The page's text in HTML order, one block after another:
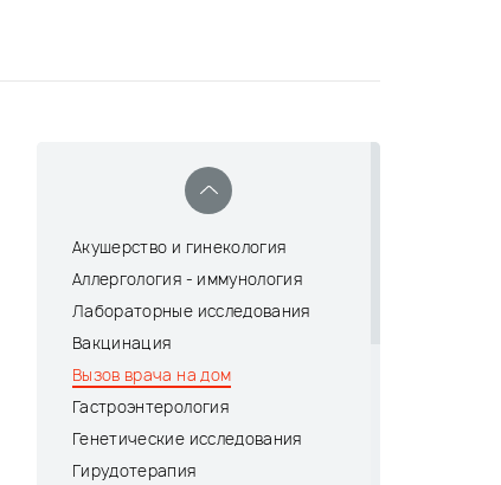
Акушерство и гинекология
Аллергология - иммунология
Лабораторные исследования
Вакцинация
Вызов врача на дом
Гастроэнтерология
Генетические исследования
Гирудотерапия